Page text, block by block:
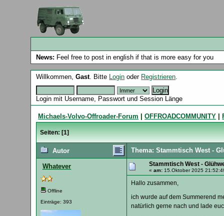
News: Feel free to post in english if that is more easy for you
Willkommen,Gast. Bitte Login oder Registrieren.
Login mit Username, Passwort und Session Länge
Michaels-Volvo-Offroader-Forum |OFFROADCOMMUNITY
Seiten: [1]
Autor Thema: Stammtisch West -
Whatever
Offline
Einträge: 393
Stammtisch West -
«am: 15.Oktober 2025
Hallo zusammen,
ich wurde auf dem Summerend
natürlich gerne nach und lade